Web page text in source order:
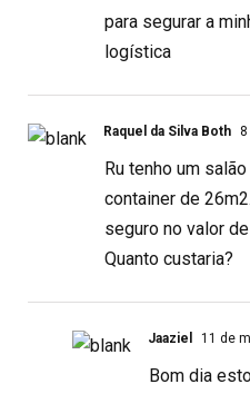
para segurar a
logística
Raquel da Silva Both
Ru tenho um
container de
seguro no valor
Quanto custaria?
Jaaziel 11 de
Bom dia